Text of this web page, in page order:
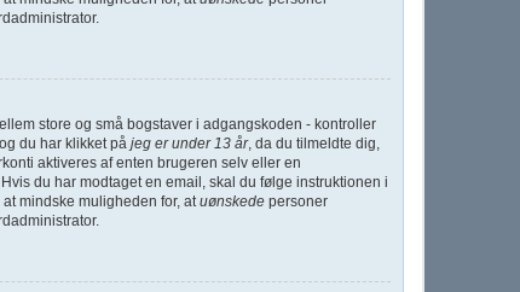
store og små bogstaver i adgangskoden - kontroller
du har klikket på jeg er under 13 år, da du tilmeldte dig,
aktiveres af enten brugeren selv eller en
du har modtaget en email, skal du følge instruktionen i
mindske muligheden for, at uønskede personer